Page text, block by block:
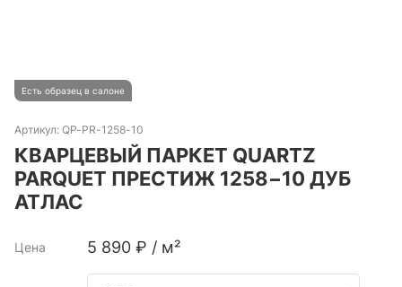
Есть образец в салоне
Артикул: QP-PR-1258-10
КВАРЦЕВЫЙ ПАРКЕТ QUARTZ
PARQUET ПРЕСТИЖ 1258−10 ДУБ
АТЛАС
Цена 5 890 ₽ / м²